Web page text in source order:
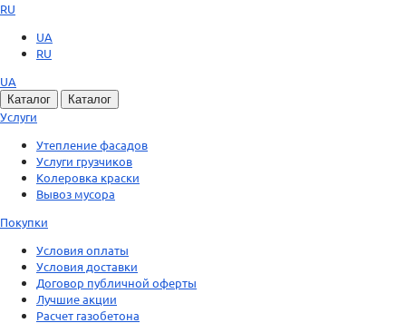
RU
UA
RU
UA
Каталог Каталог
Услуги
Утепление фасадов
Услуги грузчиков
Колеровка краски
Вывоз мусора
Покупки
Условия оплаты
Условия доставки
Договор публичной оферты
Лучшие акции
Расчет газобетона